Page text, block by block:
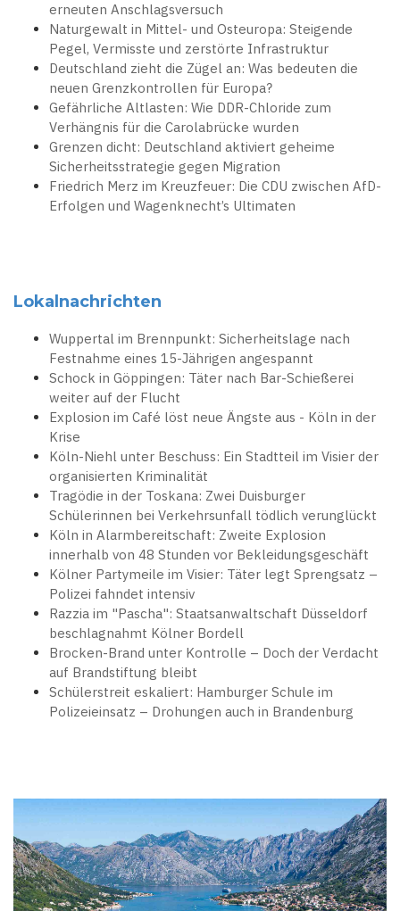
erneuten Anschlagsversuch
Naturgewalt in Mittel- und Osteuropa: Steigende
Pegel, Vermisste und zerstörte Infrastruktur
Deutschland zieht die Zügel an: Was bedeuten die
neuen Grenzkontrollen für Europa?
Gefährliche Altlasten: Wie DDR-Chloride zum
Verhängnis für die Carolabrücke wurden
Grenzen dicht: Deutschland aktiviert geheime
Sicherheitsstrategie gegen Migration
Friedrich Merz im Kreuzfeuer: Die CDU zwischen AfD-
Erfolgen und Wagenknecht’s Ultimaten
Lokalnachrichten
Wuppertal im Brennpunkt: Sicherheitslage nach
Festnahme eines 15-Jährigen angespannt
Schock in Göppingen: Täter nach Bar-Schießerei
weiter auf der Flucht
Explosion im Café löst neue Ängste aus - Köln in der
Krise
Köln-Niehl unter Beschuss: Ein Stadtteil im Visier der
organisierten Kriminalität
Tragödie in der Toskana: Zwei Duisburger
Schülerinnen bei Verkehrsunfall tödlich verunglückt
Köln in Alarmbereitschaft: Zweite Explosion
innerhalb von 48 Stunden vor Bekleidungsgeschäft
Kölner Partymeile im Visier: Täter legt Sprengsatz –
Polizei fahndet intensiv
Razzia im "Pascha": Staatsanwaltschaft Düsseldorf
beschlagnahmt Kölner Bordell
Brocken-Brand unter Kontrolle – Doch der Verdacht
auf Brandstiftung bleibt
Schülerstreit eskaliert: Hamburger Schule im
Polizeieinsatz – Drohungen auch in Brandenburg